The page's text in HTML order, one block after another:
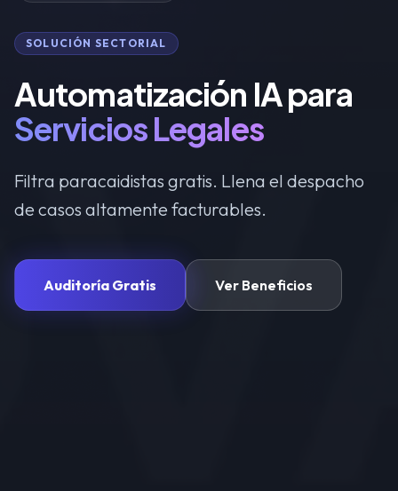
SOLUCIÓN SECTORIAL
Automatización IA para
Servicios Legales
Filtra paracaidistas gratis. Llena el despacho
de casos altamente facturables.
Auditoría Gratis Ver Beneficios